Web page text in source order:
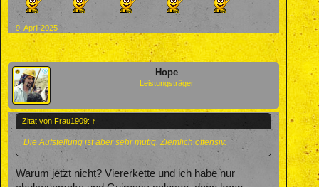
9. April 2025
Hope
Leistungsträger
Zitat von Frau1909: ↑
Die Aufstellung ist aber sehr mutig. Ziemlich offensiv.
Warum jetzt nicht? Viererkette und ich habe nur